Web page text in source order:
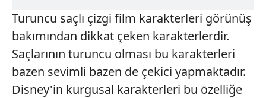
Turuncu saçlı çizgi film karakterleri görünüş
bakımından dikkat çeken karakterlerdir.
Saçlarının turuncu olması bu karakterleri
bazen sevimli bazen de çekici yapmaktadır.
Disney'in kurgusal karakterleri bu özelliğe